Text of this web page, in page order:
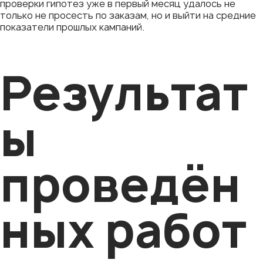
проверки гипотез уже в первый месяц удалось не
только не просесть по заказам, но и выйти на средние
показатели прошлых кампаний.
Результат
ы
проведён
ных работ